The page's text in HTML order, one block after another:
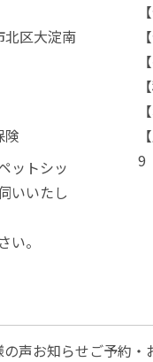
北区大淀南
険
ットシッ
いいたし
。
9
声お知らせご予約・